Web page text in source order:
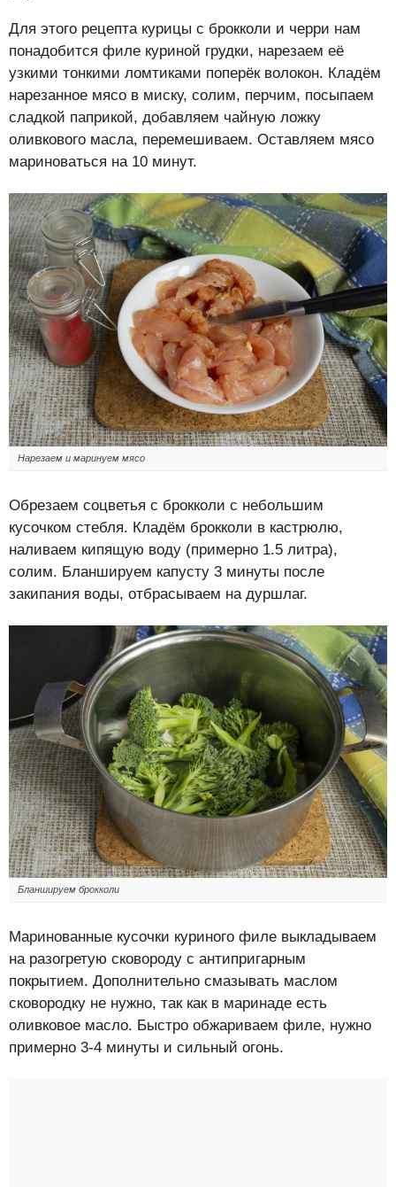
Для этого рецепта курицы с брокколи и черри нам
понадобится филе куриной грудки, нарезаем её
узкими тонкими ломтиками поперёк волокон. Кладём
нарезанное мясо в миску, солим, перчим, посыпаем
сладкой паприкой, добавляем чайную ложку
оливкового масла, перемешиваем. Оставляем мясо
мариноваться на 10 минут.
Нарезаем и маринуем мясо
Обрезаем соцветья с брокколи с небольшим
кусочком стебля. Кладём брокколи в кастрюлю,
наливаем кипящую воду (примерно 1.5 литра),
солим. Бланшируем капусту 3 минуты после
закипания воды, отбрасываем на дуршлаг.
Бланшируем брокколи
Маринованные кусочки куриного филе выкладываем
на разогретую сковороду с антипригарным
покрытием. Дополнительно смазывать маслом
сковородку не нужно, так как в маринаде есть
оливковое масло. Быстро обжариваем филе, нужно
примерно 3-4 минуты и сильный огонь.